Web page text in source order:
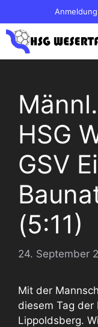
Inhalt
springen
Anmeldung
HSG
GSV
(5:11)
24. September
Mit der
diesem Tag der
Lippoldsberg.